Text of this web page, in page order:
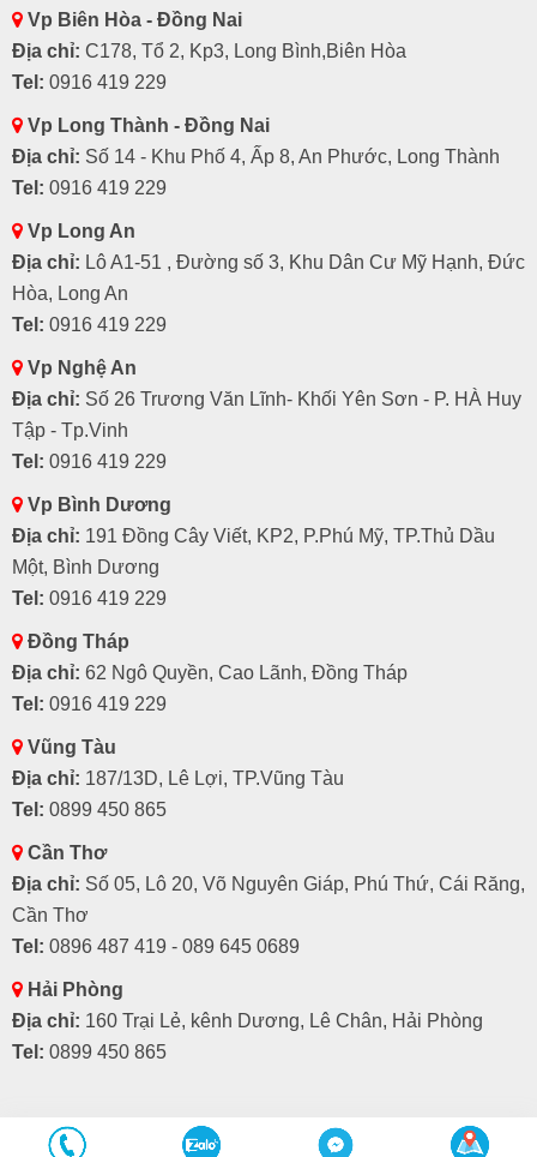
Vp Biên Hòa - Đồng Nai
Địa chỉ: C178, Tổ 2, Kp3, Long Bình,Biên Hòa
Tel: 0916 419 229
Vp Long Thành - Đồng Nai
Địa chỉ: Số 14 - Khu Phố 4, Ấp 8, An Phước, Long Thành
Tel: 0916 419 229
Vp Long An
Địa chỉ: Lô A1-51 , Đường số 3, Khu Dân Cư Mỹ Hạnh, Đức
Hòa, Long An
Tel: 0916 419 229
Vp Nghệ An
Địa chỉ: Số 26 Trương Văn Lĩnh- Khối Yên Sơn - P. HÀ Huy
Tập - Tp.Vinh
Tel: 0916 419 229
Vp Bình Dương
Địa chỉ: 191 Đồng Cây Viết, KP2, P.Phú Mỹ, TP.Thủ Dầu
Một, Bình Dương
Tel: 0916 419 229
Đồng Tháp
Địa chỉ: 62 Ngô Quyền, Cao Lãnh, Đồng Tháp
Tel: 0916 419 229
Vũng Tàu
Địa chỉ: 187/13D, Lê Lợi, TP.Vũng Tàu
Tel: 0899 450 865
Cần Thơ
Địa chỉ: Số 05, Lô 20, Võ Nguyên Giáp, Phú Thứ, Cái Răng,
Cần Thơ
Tel: 0896 487 419 - 089 645 0689
Hải Phòng
Địa chỉ: 160 Trại Lẻ, kênh Dương, Lê Chân, Hải Phòng
Tel: 0899 450 865